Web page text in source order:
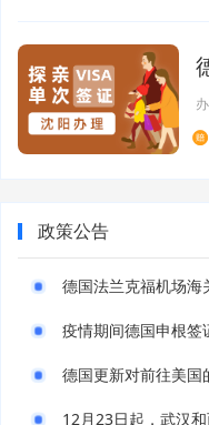
政策公告
德国法兰克福机场海
疫情期间德国申根签
德国更新对前往美国